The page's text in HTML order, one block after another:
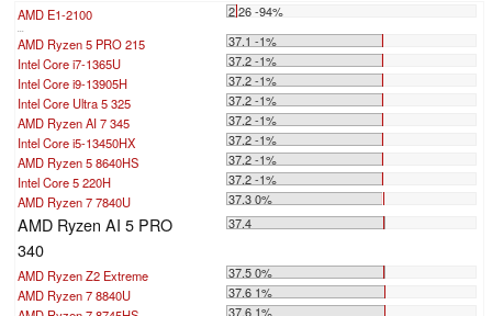
AMD E1-2100 2.26 -94%
AMD Ryzen 5 PRO 215
37.1 -1%
Intel Core i7-1365U
37.2 -1%
Intel Core i9-13905H
37.2 -1%
Intel Core Ultra 5 325
37.2 -1%
AMD Ryzen AI 7 345
37.2 -1%
Intel Core i5-13450HX
37.2 -1%
AMD Ryzen 5 8640HS
37.2 -1%
Intel Core 5 220H
37.2 -1%
AMD Ryzen 7 7840U
37.3 0%
AMD Ryzen AI 5 PRO
340
37.4
AMD Ryzen Z2 Extreme
37.5 0%
AMD Ryzen 7 8840U
37.6 1%
37.6 1%